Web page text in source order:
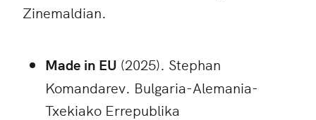
Zinemaldian.
Made in EU (2025). Stephan
Komandarev. Bulgaria-Alemania-
Txekiako Errepublika